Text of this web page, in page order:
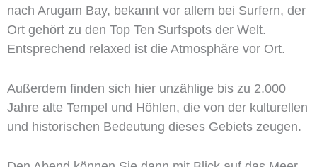
nach Arugam Bay, bekannt vor allem bei Surfern, der
Ort gehört zu den Top Ten Surfspots der Welt.
Entsprechend relaxed ist die Atmosphäre vor Ort.
Außerdem finden sich hier unzählige bis zu 2.000
Jahre alte Tempel und Höhlen, die von der kulturellen
und historischen Bedeutung dieses Gebiets zeugen.